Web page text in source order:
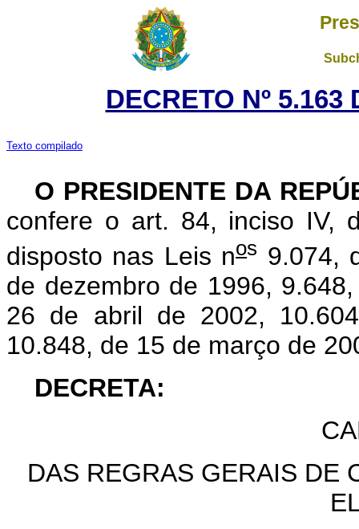
DECRETO Nº 5.163
Texto compilado
O PRESIDENTE DA
confere o art. 84, inciso IV,
disposto nas Leis nos 9.074,
de dezembro de 1996,
26 de abril de 2002,
10.848, de 15 de março de
DECRETA:
DAS REGRAS GERAIS DE